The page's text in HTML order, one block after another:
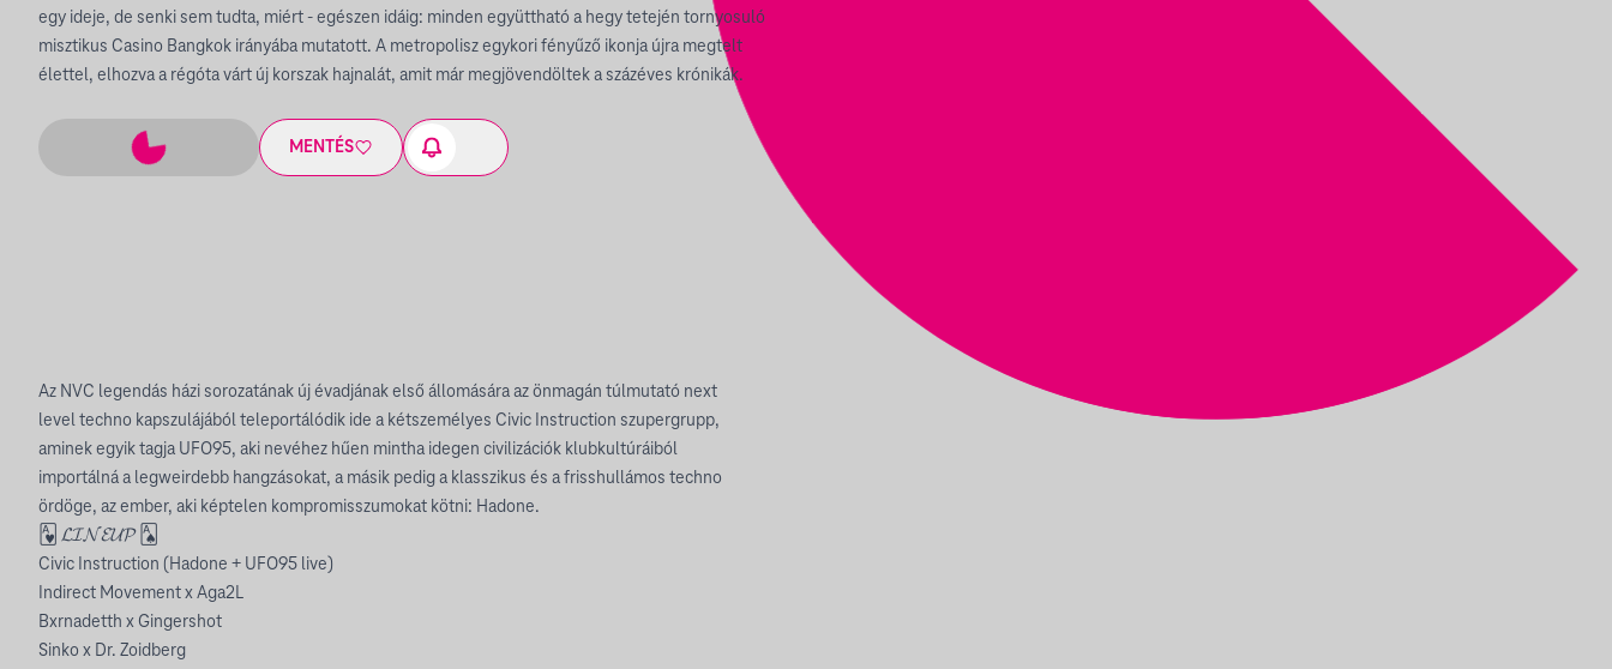
egy ideje, de senki sem tudta, miért - egészen idáig: minden együttható a hegy tetején tornyosuló
misztikus Casino Bangkok irányába mutatott. A metropolisz egykori fényűző ikonja újra megtelt
élettel, elhozva a régóta várt új korszak hajnalát, amit már megjövendöltek a százéves krónikák.
MENTÉS
Az NVC legendás házi sorozatának új évadjának első állomására az önmagán túlmutató next
level techno kapszulájából teleportálódik ide a kétszemélyes Civic Instruction szupergrupp,
aminek egyik tagja UFO95, aki nevéhez hűen mintha idegen civilizációk klubkultúráiból
importálná a legweirdebb hangzásokat, a másik pedig a klasszikus és a frisshullámos techno
ördöge, az ember, aki képtelen kompromisszumokat kötni: Hadone.
🂱 𝓛𝓘𝓝𝓔𝓤𝓟 🂡
Civic Instruction (Hadone + UFO95 live)
Indirect Movement x Aga2L
Bxrnadetth x Gingershot
Sinko x Dr. Zoidberg